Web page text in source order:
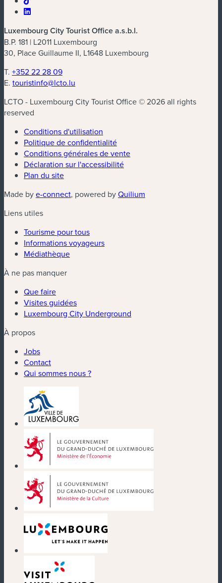
Luxembourg City Tourist Office a.s.b.l.
B.P. 181 | L2011 Luxembourg
30, Place Guillaume II, L1648 Luxembourg
T. +352 22 28 09
E. touristinfo@lcto.lu
LCTO - Luxembourg City Tourist Office © 2026 all rights
reserved
Conditions d'utilisation
Politique de confidentialité
Conditions générales de vente
Déclaration sur l'accessibilité
Plan du site
Made bye-connect(nouvelle fenêtre)
, powered byQuilium
Liens utiles
Tourisme pour tous
Informations voyageurs
Médiathèque
À ne pas manquer
Que faire
Visites guidées
Luxembourg City Underground
À propos
Jobs
Contact
Qui sommes nous ?